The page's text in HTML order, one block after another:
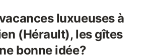
luxueuses à
(Hérault), les gîtes
bonne idée?